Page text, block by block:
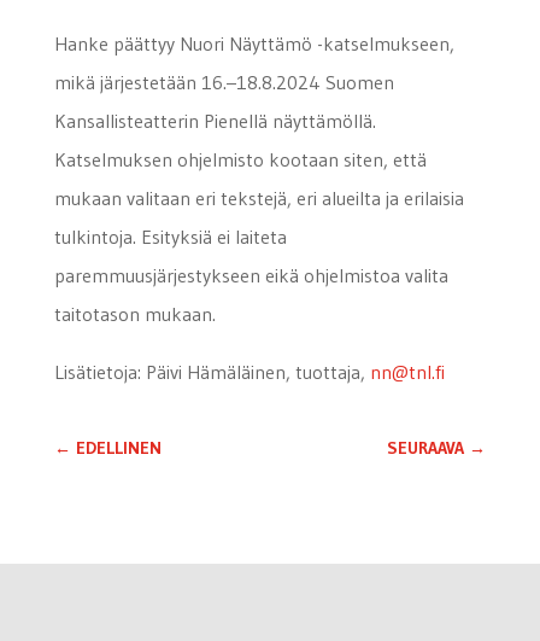
Hanke päättyy Nuori Näyttämö -katselmukseen,
mikä järjestetään 16.–18.8.2024 Suomen
Kansallisteatterin Pienellä näyttämöllä.
Katselmuksen ohjelmisto kootaan siten, että
mukaan valitaan eri tekstejä, eri alueilta ja erilaisia
tulkintoja. Esityksiä ei laiteta
paremmuusjärjestykseen eikä ohjelmistoa valita
taitotason mukaan.
Lisätietoja: Päivi Hämäläinen, tuottaja, nn@tnl.fi
← EDELLINEN SEURAAVA →